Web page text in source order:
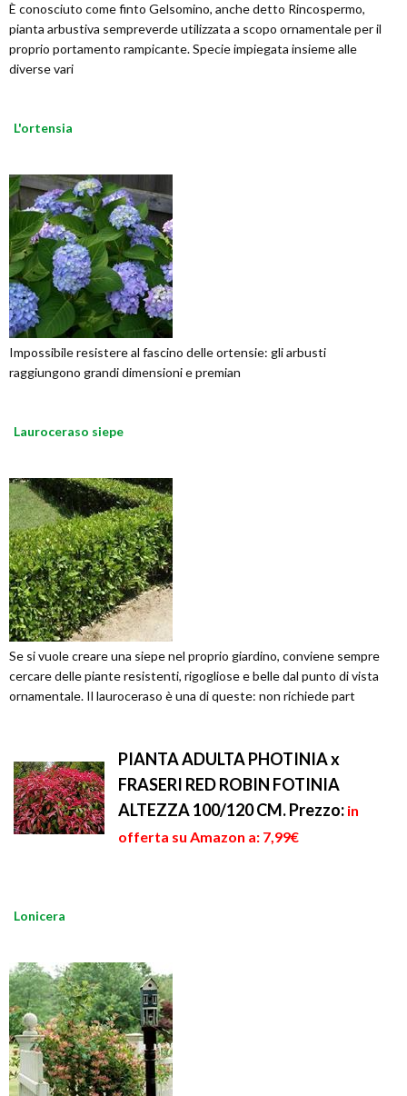
È conosciuto come finto Gelsomino, anche detto Rincospermo,
pianta arbustiva sempreverde utilizzata a scopo ornamentale per il
proprio portamento rampicante. Specie impiegata insieme alle
diverse vari
L'ortensia
Impossibile resistere al fascino delle ortensie: gli arbusti
raggiungono grandi dimensioni e premian
Lauroceraso siepe
Se si vuole creare una siepe nel proprio giardino, conviene sempre
cercare delle piante resistenti, rigogliose e belle dal punto di vista
ornamentale. Il lauroceraso è una di queste: non richiede part
PIANTA ADULTA PHOTINIA x
FRASERI RED ROBIN FOTINIA
ALTEZZA 100/120 CM.Prezzo: in
offerta su Amazon a: 7,99€
Lonicera